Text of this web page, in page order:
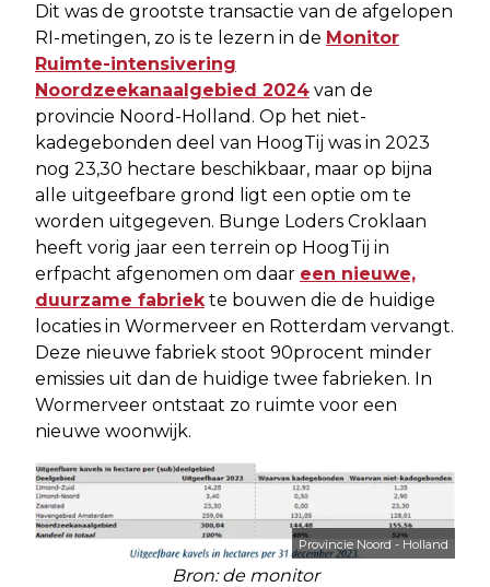
Dit was de grootste transactie van de afgelopen
RI-metingen, zo is te lezern in de Monitor
Ruimte-intensivering
Noordzeekanaalgebied 2024 van de
provincie Noord-Holland. Op het niet-
kadegebonden deel van HoogTij was in 2023
nog 23,30 hectare beschikbaar, maar op bijna
alle uitgeefbare grond ligt een optie om te
worden uitgegeven. Bunge Loders Croklaan
heeft vorig jaar een terrein op HoogTij in
erfpacht afgenomen om daar een nieuwe,
duurzame fabriekte bouwen die de huidige
locaties in Wormerveer en Rotterdam vervangt.
Deze nieuwe fabriek stoot 90procent minder
emissies uit dan de huidige twee fabrieken. In
Wormerveer ontstaat zo ruimte voor een
nieuwe woonwijk.
Provincie Noord - Holland
Bron: de monitor